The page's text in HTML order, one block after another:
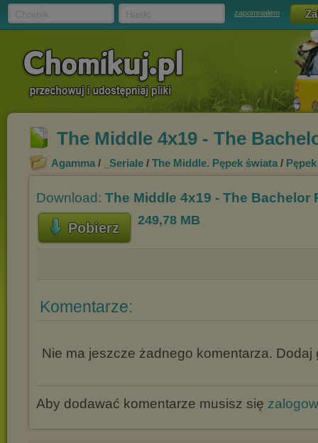
zapomniałem
The Middle 4x19 - The
Agamma / _Seriale / The Middle. Pępek świata /
Download: The Middle 4x19 - The Bachelor
Pobierz 249,78 MB
Komentarze:
Nie ma jeszcze żadnego komentarza. Dodaj
Aby dodawać komentarze musisz się